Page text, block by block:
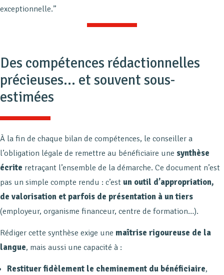
exceptionnelle.”
Des compétences rédactionnelles
précieuses… et souvent sous-
estimées
À la fin de chaque bilan de compétences, le conseiller a
l’obligation légale de remettre au bénéficiaire une synthèse
écrite retraçant l’ensemble de la démarche. Ce document n’est
pas un simple compte rendu : c’estun outil d’appropriation,
de valorisation et parfois de présentation à un tiers
(employeur, organisme financeur, centre de formation…).
Rédiger cette synthèse exige une maîtrise rigoureuse de la
langue, mais aussi une capacité à :
Restituer fidèlement le cheminement du bénéficiaire,